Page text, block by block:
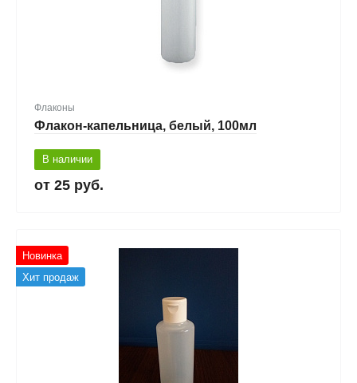
Флаконы
Флакон-капельница, белый, 100мл
В наличии
25 руб.
Новинка
Хит продаж